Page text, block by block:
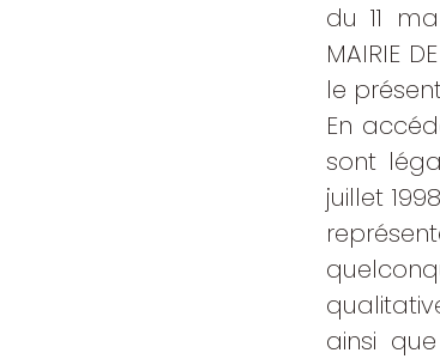
du 11
MAIRIE
le
En
sont
juillet
ainsi